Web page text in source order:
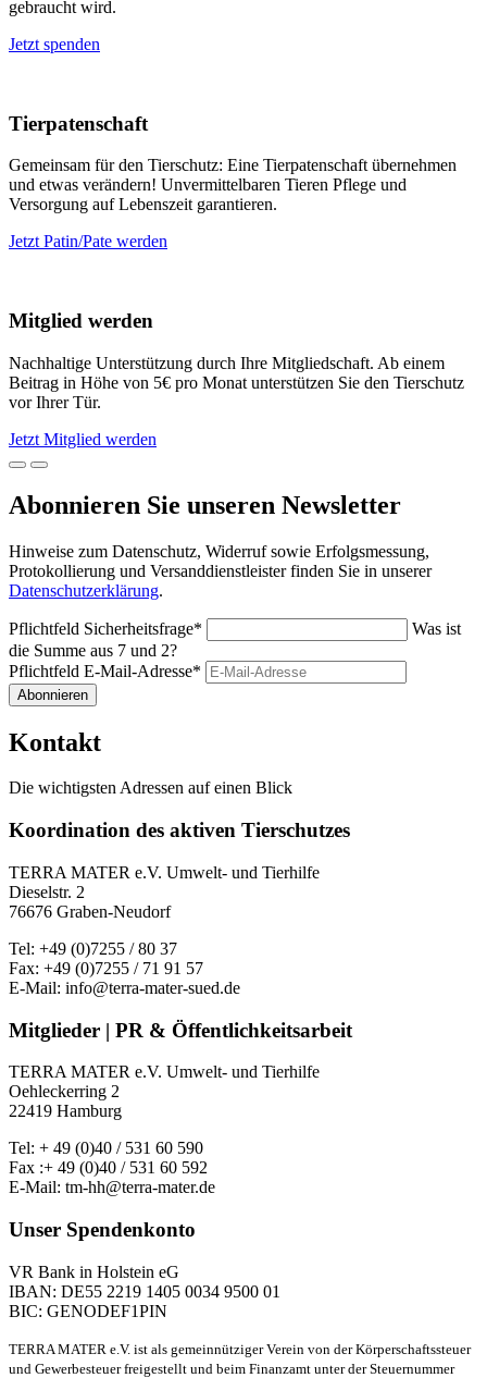
gebraucht wird.
Jetzt spenden
Tierpatenschaft
Gemeinsam für den Tierschutz: Eine Tierpatenschaft übernehmen
und etwas verändern! Unvermittelbaren Tieren Pflege und
Versorgung auf Lebenszeit garantieren.
Jetzt Patin/Pate werden
Mitglied werden
Nachhaltige Unterstützung durch Ihre Mitgliedschaft. Ab einem
Beitrag in Höhe von 5€ pro Monat unterstützen Sie den Tierschutz
vor Ihrer Tür.
Jetzt Mitglied werden
Abonnieren Sie unseren Newsletter
Hinweise zum Datenschutz, Widerruf sowie Erfolgsmessung,
Protokollierung und Versanddienstleister finden Sie in unserer
Datenschutzerklärung.
Pflichtfeld Sicherheitsfrage*
Was ist
die Summe aus 7 und 2?
Pflichtfeld E-Mail-Adresse*
Abonnieren
Kontakt
Die wichtigsten Adressen auf einen Blick
Koordination des aktiven Tierschutzes
TERRA MATER e.V. Umwelt- und Tierhilfe
Dieselstr. 2
76676 Graben-Neudorf
Tel: +49 (0)7255 / 80 37
Fax: +49 (0)7255 / 71 91 57
E-Mail: info@terra-mater-sued.de
Mitglieder | PR & Öffentlichkeitsarbeit
TERRA MATER e.V. Umwelt- und Tierhilfe
Oehleckerring 2
22419 Hamburg
Tel: + 49 (0)40 / 531 60 590
Fax :+ 49 (0)40 / 531 60 592
E-Mail: tm-hh@terra-mater.de
Unser Spendenkonto
VR Bank in Holstein eG
IBAN: DE55 2219 1405 0034 9500 01
BIC: GENODEF1PIN
TERRA MATER e.V. ist als gemeinnütziger Verein von der Körperschaftssteuer
und Gewerbesteuer freigestellt und beim Finanzamt unter der Steuernummer